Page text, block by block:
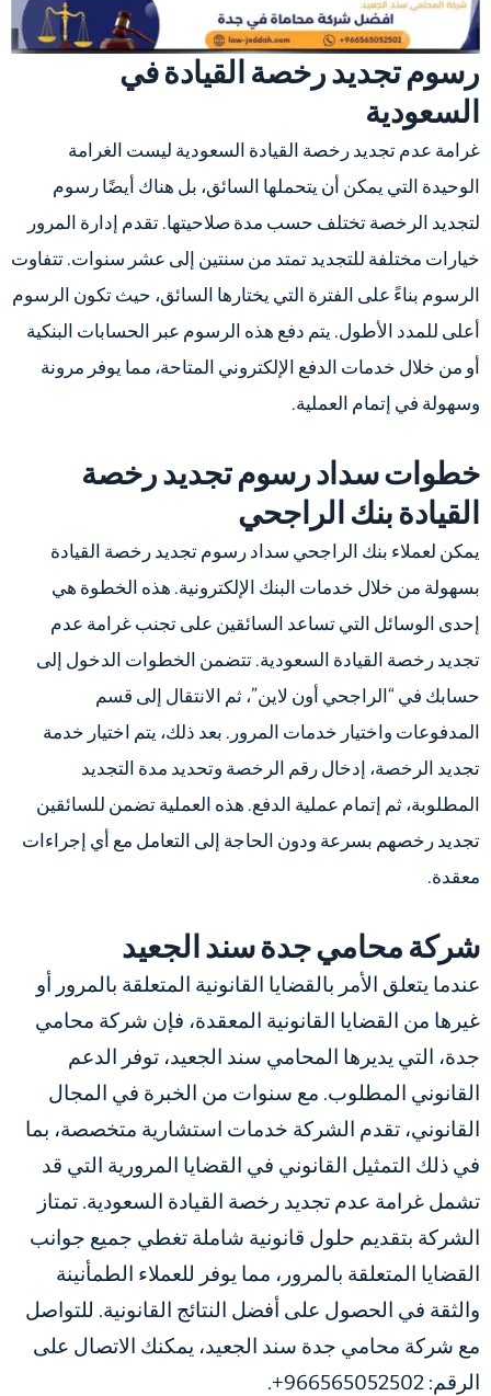
رسوم تجديد رخصة القيادة في
السعودية
غرامة عدم تجديد رخصة القيادة السعودية ليست الغرامة
الوحيدة التي يمكن أن يتحملها السائق، بل هناك أيضًا رسوم
لتجديد الرخصة تختلف حسب مدة صلاحيتها. تقدم إدارة المرور
خيارات مختلفة للتجديد تمتد من سنتين إلى عشر سنوات. تتفاوت
الرسوم بناءً على الفترة التي يختارها السائق، حيث تكون الرسوم
أعلى للمدد الأطول. يتم دفع هذه الرسوم عبر الحسابات البنكية
أو من خلال خدمات الدفع الإلكتروني المتاحة، مما يوفر مرونة
وسهولة في إتمام العملية.
خطوات سداد رسوم تجديد رخصة
القيادة بنك الراجحي
يمكن لعملاء بنك الراجحي سداد رسوم تجديد رخصة القيادة
بسهولة من خلال خدمات البنك الإلكترونية. هذه الخطوة هي
إحدى الوسائل التي تساعد السائقين على تجنب غرامة عدم
تجديد رخصة القيادة السعودية. تتضمن الخطوات الدخول إلى
حسابك في “الراجحي أون لاين”، ثم الانتقال إلى قسم
المدفوعات واختيار خدمات المرور. بعد ذلك، يتم اختيار خدمة
تجديد الرخصة، إدخال رقم الرخصة وتحديد مدة التجديد
المطلوبة، ثم إتمام عملية الدفع. هذه العملية تضمن للسائقين
تجديد رخصهم بسرعة ودون الحاجة إلى التعامل مع أي إجراءات
معقدة.
شركة محامي جدة سند الجعيد
عندما يتعلق الأمر بالقضايا القانونية المتعلقة بالمرور أو
غيرها من القضايا القانونية المعقدة، فإن شركة محامي
جدة، التي يديرها المحامي سند الجعيد، توفر الدعم
القانوني المطلوب. مع سنوات من الخبرة في المجال
القانوني، تقدم الشركة خدمات استشارية متخصصة، بما
في ذلك التمثيل القانوني في القضايا المرورية التي قد
تشمل غرامة عدم تجديد رخصة القيادة السعودية. تمتاز
الشركة بتقديم حلول قانونية شاملة تغطي جميع جوانب
القضايا المتعلقة بالمرور، مما يوفر للعملاء الطمأنينة
والثقة في الحصول على أفضل النتائج القانونية. للتواصل
مع شركة محامي جدة سند الجعيد، يمكنك الاتصال على
الرقم: 966565052502+.